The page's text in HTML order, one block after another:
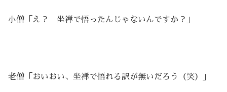
小僧「え？ 坐禅で悟ったんじゃないんですか？」
老僧「おいおい、坐禅で悟れる訳が無いだろう（笑）」